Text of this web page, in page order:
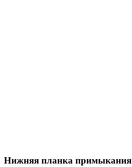
Нижняя планка примыкания